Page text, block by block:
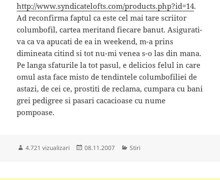
http://www.syndicatelofts.com/products.php?id=14.
Ad reconfirma faptul ca este cel mai tare scriitor
columbofil, cartea meritand fiecare banut. Asigurati-
va ca va apucati de ea in weekend, m-a prins
dimineata citind si tot nu-mi venea s-o las din mana.
Pe langa sfaturile la tot pasul, e delicios felul in care
omul asta face misto de tendintele columbofiliei de
astazi, de cei ce, prostiti de reclama, cumpara cu bani
grei pedigree si pasari cacacioase cu nume
pompoase.
4.721 vizualizari
Publicat
08.11.2007 Categorii
Stiri